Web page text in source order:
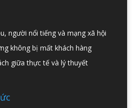
người nổi tiếng và mạng xã hội
không bị mất khách hàng
giữa thực tế và lý thuyết